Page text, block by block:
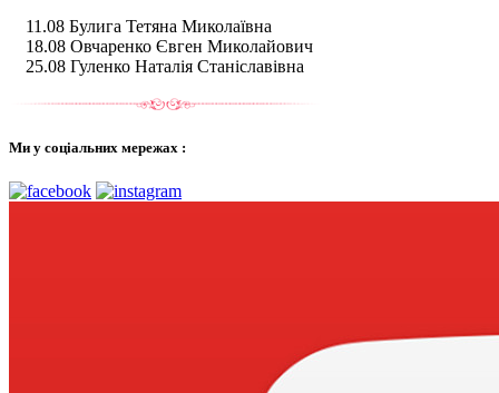
11.08 Булига Тетяна Миколаївна
18.08 Овчаренко Євген Миколайович
25.08 Гуленко Наталія Станіславівна
Ми у соціальних мережах :